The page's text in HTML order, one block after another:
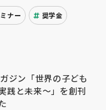
ナー 奨学金
ジン「世界の子ども
践と未来～」を創刊